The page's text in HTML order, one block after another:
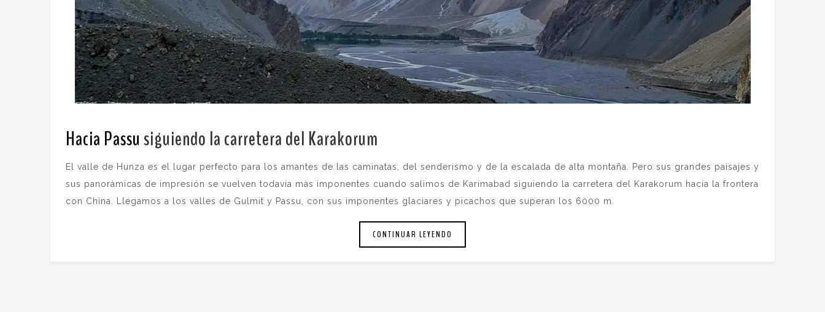
Hacia Passusiguiendo la carretera del Karakorum
El valle de Hunza es el lugar perfecto para los amantes de las caminatas, del senderismo y de la escalada de alta montaña. Pero sus grandes paisajes y
sus panorámicas de impresión se vuelven todavía más imponentes cuando salimos de Karimabad siguiendo la carretera del Karakorum hacia la frontera
con China. Llegamos a los valles de Gulmit y Passu, con sus imponentes glaciares y picachos que superan los 6000 m.
CONTINUAR LEYENDO